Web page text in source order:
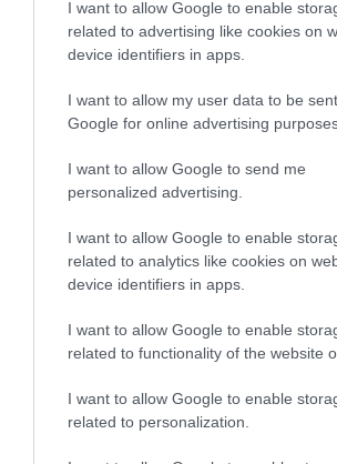
I want to allow Google to enable
related to advertising like cookies on
device identifiers in apps.
I want to allow my user data to be
Google for online advertising
I want to allow Google to send me
personalized advertising.
I want to allow Google to enable
related to analytics like cookies on
device identifiers in apps.
I want to allow Google to enable
related to functionality of the website
I want to allow Google to enable
related to personalization.
Merită făcută și o oprire la mica
Zona este foarte apreciată de cicliștii
că cei care vor o vacanță activă pot
Bine de știut! 4 sate italiene care
surprinde mai mult decât
ALLEGHE